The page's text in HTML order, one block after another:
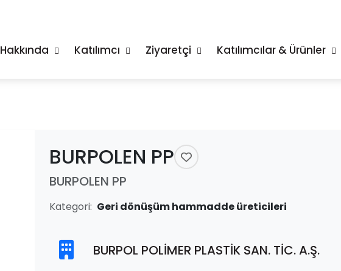
Hakkında Katılımcı Ziyaretçi Katılımcılar & Ürünler
BURPOLEN PP
BURPOLEN PP
Kategori: Geri dönüşüm hammadde üreticileri
BURPOL POLİMER PLASTİK SAN. TİC. A.Ş.